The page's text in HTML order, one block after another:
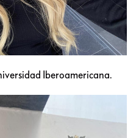
Iberoamericana.